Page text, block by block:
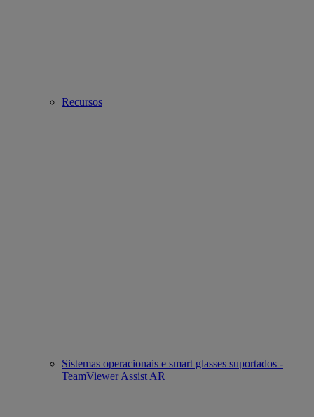
Recursos
Sistemas operacionais e smart glasses suportados -
TeamViewer Assist AR